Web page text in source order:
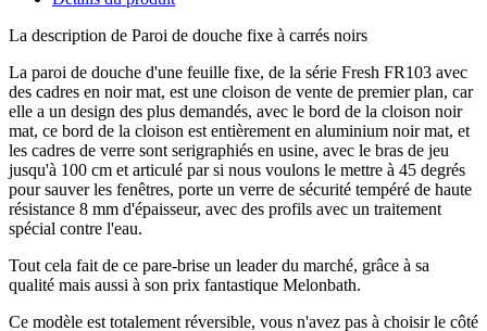
La description de Paroi de douche fixe à carrés noirs
La paroi de douche d'une feuille fixe, de la série Fresh FR103 avec
des cadres en noir mat, est une cloison de vente de premier plan, car
elle a un design des plus demandés, avec le bord de la cloison noir
mat, ce bord de la cloison est entièrement en aluminium noir mat, et
les cadres de verre sont serigraphiés en usine, avec le bras de jeu
jusqu'à 100 cm et articulé par si nous voulons le mettre à 45 degrés
pour sauver les fenêtres, porte un verre de sécurité tempéré de haute
résistance 8 mm d'épaisseur, avec des profils avec un traitement
spécial contre l'eau.
Tout cela fait de ce pare-brise un leader du marché, grâce à sa
qualité mais aussi à son prix fantastique Melonbath.
Ce modèle est totalement réversible, vous n'avez pas à choisir le côté